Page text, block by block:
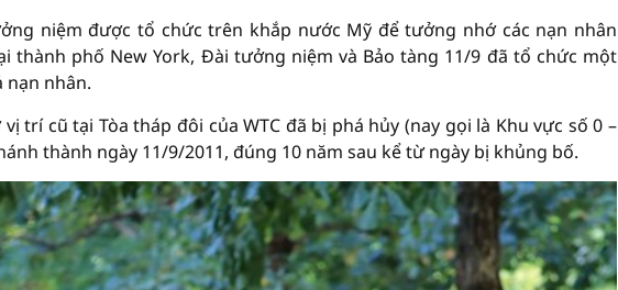
niệm được tổ chức trên khắp nước Mỹ để tưởng nhớ các nạn nhân
thành phố New York, Đài tưởng niệm và Bảo tàng 11/9 đã tổ chức một
nạn nhân.
trí cũ tại Tòa tháp đôi của WTC đã bị phá hủy (nay gọi là Khu vực số 0 –
thành ngày 11/9/2011, đúng 10 năm sau kể từ ngày bị khủng bố.